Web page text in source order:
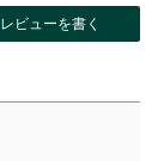
レビューを書く